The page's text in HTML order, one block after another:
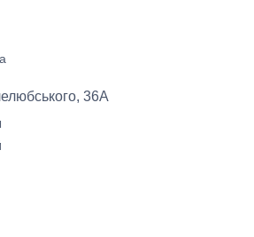
36А